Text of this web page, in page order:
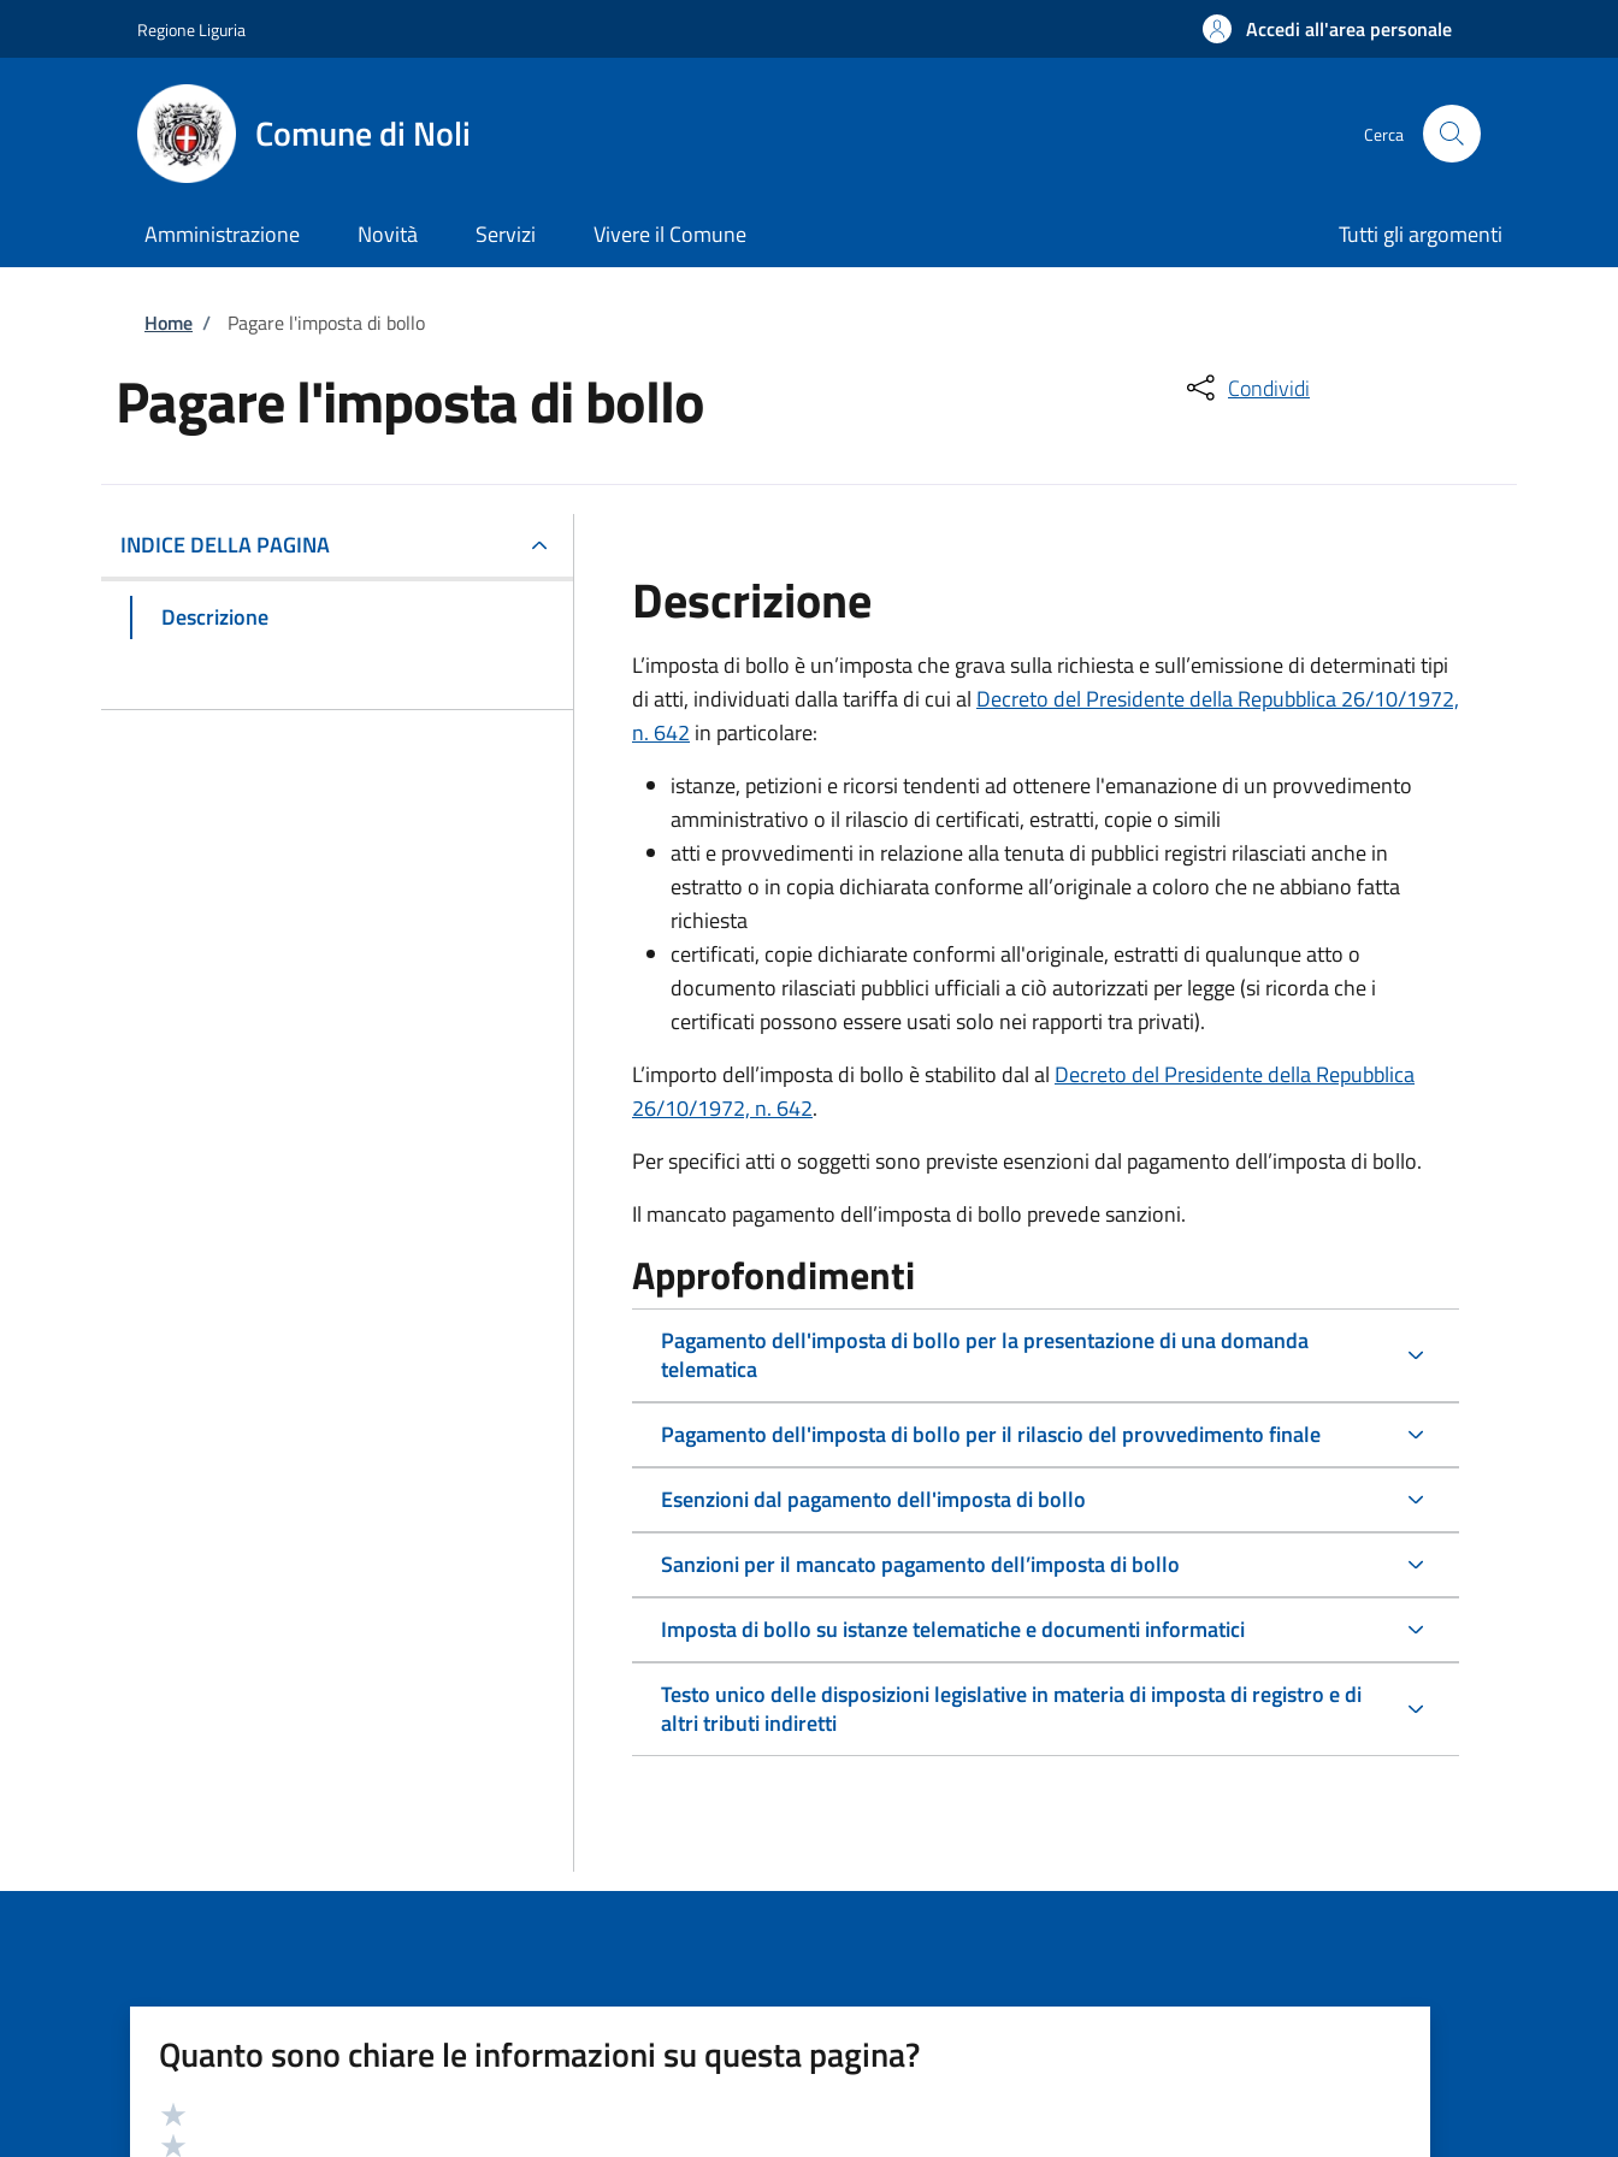
Regione Liguria Accedi all'area personale
Comune di Noli Cerca
Amministrazione Novità Servizi Vivere il Comune Tutti gli argomenti
Briciole di pane
Home / Pagare l'imposta di bollo
Pagare l'imposta di bollo Condividi
INDICE DELLA PAGINA
Descrizione Descrizione
L’imposta di bollo è un’imposta che grava sulla richiesta e sull’emissione di determinati tipi
di atti, individuati dalla tariffa di cui al Decreto del Presidente della Repubblica 26/10/1972,
n. 642 in particolare:
istanze, petizioni e ricorsi tendenti ad ottenere l'emanazione di un provvedimento
amministrativo o il rilascio di certificati, estratti, copie o simili
atti e provvedimenti in relazione alla tenuta di pubblici registri rilasciati anche in
estratto o in copia dichiarata conforme all’originale a coloro che ne abbiano fatta
richiesta
certificati, copie dichiarate conformi all'originale, estratti di qualunque atto o
documento rilasciati pubblici ufficiali a ciò autorizzati per legge (si ricorda che i
certificati possono essere usati solo nei rapporti tra privati).
L’importo dell’imposta di bollo è stabilito dal al Decreto del Presidente della Repubblica
26/10/1972, n. 642.
Per specifici atti o soggetti sono previste esenzioni dal pagamento dell’imposta di bollo.
Il mancato pagamento dell’imposta di bollo prevede sanzioni.
Approfondimenti
Pagamento dell'imposta di bollo per la presentazione di una domanda
telematica
Pagamento dell'imposta di bollo per il rilascio del provvedimento finale
Esenzioni dal pagamento dell'imposta di bollo
Sanzioni per il mancato pagamento dell’imposta di bollo
Imposta di bollo su istanze telematiche e documenti informatici
Testo unico delle disposizioni legislative in materia di imposta di registro e di
altri tributi indiretti
Quanto sono chiare le informazioni su questa pagina?
Valutazione